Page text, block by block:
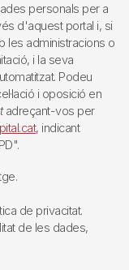
personals per a
d'aquest portal i, si
les administracions o
i la seva
Podeu
i oposició en
adreçant-vos per
, indicant
de privacitat.
de les dades,